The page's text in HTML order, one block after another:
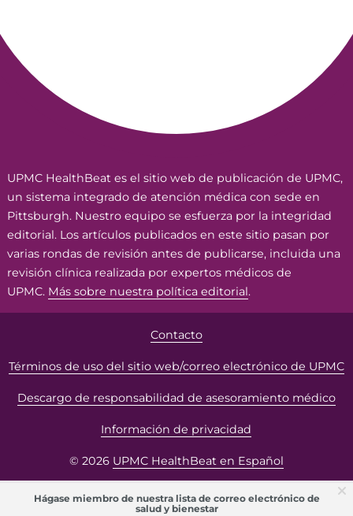
UPMC HealthBeat es el sitio web de publicación de UPMC,
un sistema integrado de atención médica con sede en
Pittsburgh. Nuestro equipo se esfuerza por la integridad
editorial. Los artículos publicados en este sitio pasan por
varias rondas de revisión antes de publicarse, incluida una
revisión clínica realizada por expertos médicos de
UPMC. Más sobre nuestra política editorial.
Contacto
Términos de uso del sitio web/correo electrónico de UPMC
Descargo de responsabilidad de asesoramiento médico
Información de privacidad
© 2026 UPMC HealthBeat en Español
Hágase miembro de nuestra lista de correo electrónico de
salud y bienestar